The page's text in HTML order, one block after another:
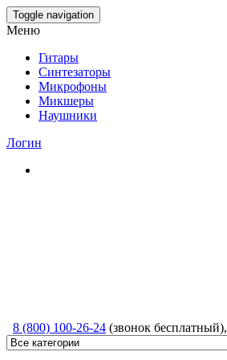
Skip
to
content
Toggle navigation
Меню
Гитары
Синтезаторы
Микрофоны
Микшеры
Наушники
Логин
8 (800) 100-26-24 (звонок бесплатный),